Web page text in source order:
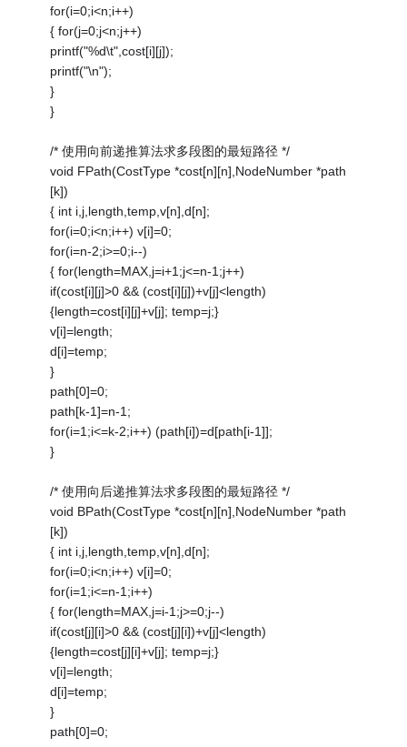
for(i=0;i<n;i++)
{ for(j=0;j<n;j++)
printf("%d\t",cost[i][j]);
printf("\n");
}
}
/* 使用向前递推算法求多段图的最短路径 */
void FPath(CostType *cost[n][n],NodeNumber *path
[k])
{ int i,j,length,temp,v[n],d[n];
for(i=0;i<n;i++) v[i]=0;
for(i=n-2;i>=0;i--)
{ for(length=MAX,j=i+1;j<=n-1;j++)
if(cost[i][j]>0 && (cost[i][j])+v[j]<length)
{length=cost[i][j]+v[j]; temp=j;}
v[i]=length;
d[i]=temp;
}
path[0]=0;
path[k-1]=n-1;
for(i=1;i<=k-2;i++) (path[i])=d[path[i-1]];
}
/* 使用向后递推算法求多段图的最短路径 */
void BPath(CostType *cost[n][n],NodeNumber *path
[k])
{ int i,j,length,temp,v[n],d[n];
for(i=0;i<n;i++) v[i]=0;
for(i=1;i<=n-1;i++)
{ for(length=MAX,j=i-1;j>=0;j--)
if(cost[j][i]>0 && (cost[j][i])+v[j]<length)
{length=cost[j][i]+v[j]; temp=j;}
v[i]=length;
d[i]=temp;
}
path[0]=0;